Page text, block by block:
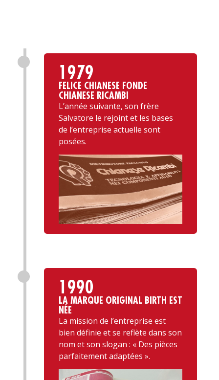
1979
FELICE CHIANESE FONDE
CHIANESE RICAMBI
L’année suivante, son frère
Salvatore le rejoint et les bases
de l’entreprise actuelle sont
posées.
1990
LA MARQUE ORIGINAL BIRTH EST
NÉE
La mission de l’entreprise est
bien définie et se reflète dans son
nom et son slogan : « Des pièces
parfaitement adaptées ».